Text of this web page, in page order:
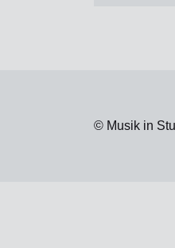
© Musik in